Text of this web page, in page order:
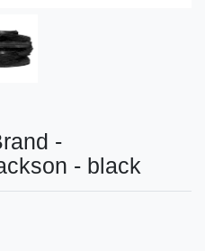
-
- black